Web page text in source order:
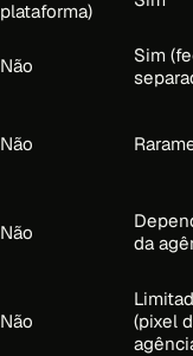
plataforma)
Não
Sim
Não
Não
da
Não
(pixel